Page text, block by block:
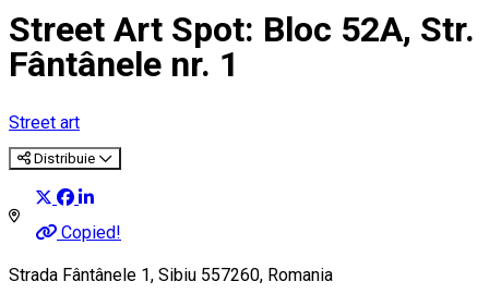
Street Art Spot: Bloc 52A, Str.
Fântânele nr. 1
Street art
Distribuie
Copied!
Strada Fântânele 1, Sibiu 557260, Romania